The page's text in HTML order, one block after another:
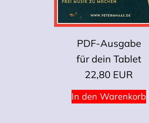
PDF-Ausgabe
für dein Tablet
22,80 EUR
In den Warenkorb